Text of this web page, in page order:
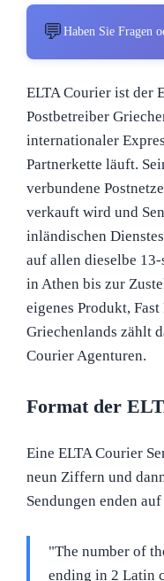
💬 Haben Sie Fragen
ELTA Courier ist der
Postbetreiber
internationaler
Partnerkette läuft.
verbundene
verkauft wird und
inländischen
auf allen dieselbe
in Athen bis zur
eigenes Produkt,
Griechenlands zählt
Courier Agenturen.
Format der
Eine ELTA Courier
neun Ziffern und
Sendungen enden auf
"The number of
ending in 2 Latin